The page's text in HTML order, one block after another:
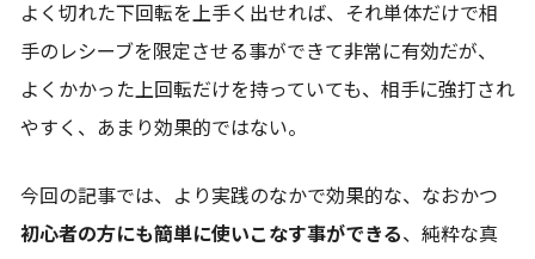
よく切れた下回転を上手く出せれば、それ単体だけで相
手のレシーブを限定させる事ができて非常に有効だが、
よくかかった上回転だけを持っていても、相手に強打され
やすく、あまり効果的ではない。
今回の記事では、より実践のなかで効果的な、なおかつ
初心者の方にも簡単に使いこなす事ができる、純粋な真